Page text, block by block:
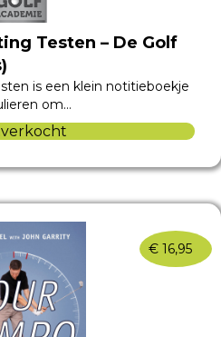
Testen – De Golf
is een klein notitieboekje
om…
€ 16,95